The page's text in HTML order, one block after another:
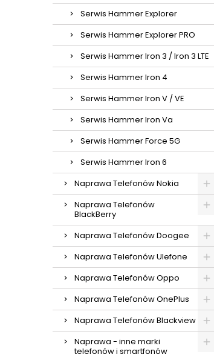
Serwis Hammer Explorer
Serwis Hammer Explorer PRO
Serwis Hammer Iron 3 / Iron 3 LTE
Serwis Hammer Iron 4
Serwis Hammer Iron V / VE
Serwis Hammer Iron Va
Serwis Hammer Force 5G
Serwis Hammer Iron 6
Naprawa Telefonów Nokia
Naprawa Telefonów
BlackBerry
Naprawa Telefonów Doogee
Naprawa Telefonów Ulefone
Naprawa Telefonów Oppo
Naprawa Telefonów OnePlus
Naprawa Telefonów Blackview
Naprawa - inne marki
telefonów i smartfonów